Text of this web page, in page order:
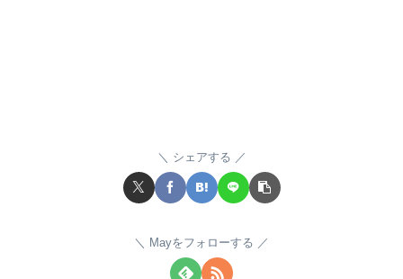
シェアする
Mayをフォローする